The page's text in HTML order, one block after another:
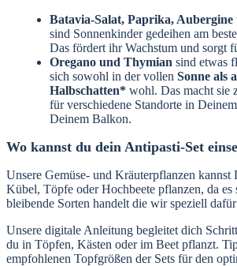
Batavia-Salat, Paprika,
sind Sonnenkinder gedeihen am
Das fördert ihr Wachstum und sorgt
Oregano und Thymian sind etwas
sich sowohl in der vollen Sonne als
Halbschatten* wohl. Das macht sie
für verschiedene Standorte in
Deinem Balkon.
Wo kannst du dein Antipasti-Set
Unsere Gemüse- und Kräuterpflanzen kannst
Kübel, Töpfe oder Hochbeete pflanzen, da
bleibende Sorten handelt die wir speziell dafür
Unsere digitale Anleitung begleitet dich
du in Töpfen, Kästen oder im Beet pflanzt.
empfohlenen Topfgrößen der Sets für den